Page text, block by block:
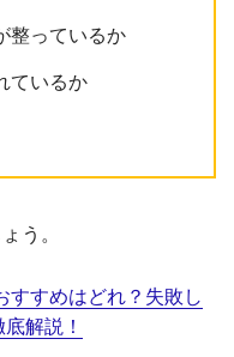
整っているか
ているか
う。
すすめはどれ？失敗し
解説！